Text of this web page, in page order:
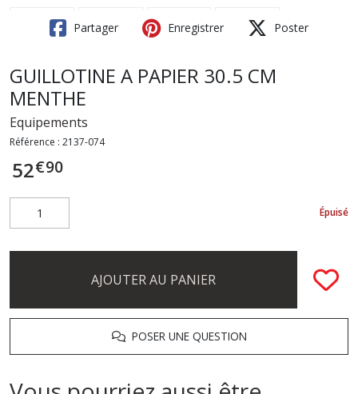
Partager Enregistrer Poster
GUILLOTINE A PAPIER 30.5 CM
MENTHE
Equipements
Référence : 2137-074
52€90
Épuisé
AJOUTER AU PANIER
POSER UNE QUESTION